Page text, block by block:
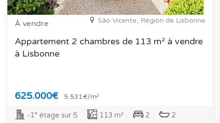
À vendre São Vicente, Région de Lisbonne
Appartement 2 chambres de 113 m² à vendre
à Lisbonne
625.000€ 5.531€/m²
-1° étage sur 5 113 m² 2 2